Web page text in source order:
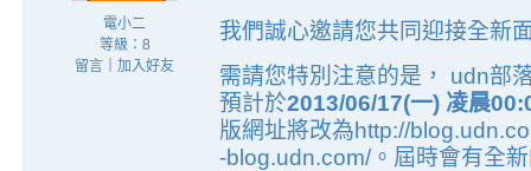
電小二
等級：8
留言
加入好友
我們誠心邀請您共同迎接全新
需請您特別注意的是， udn部
預計於2013/06/17(一) 凌晨
版網址將改為http://
-blog.udn.com/。屆時會有全